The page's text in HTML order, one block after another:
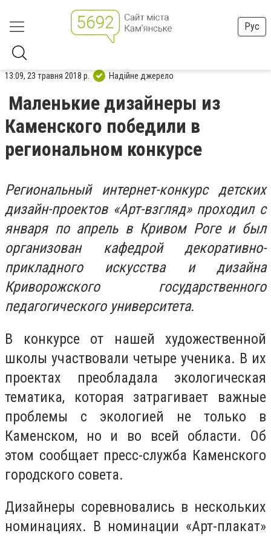
Рус
13:09, 23 травня 2018 р. Надійне джерело
Маленькие дизайнеры из
Каменского победили в
региональном конкурсе
Региональный интернет-конкурс детских
дизайн-проектов «Арт-взгляд» проходил с
января по апрель в Кривом Роге и был
организован кафедрой декоративно-
прикладного искусства и дизайна
Криворожского государственного
педагогического университета.
В конкурсе от нашей художественной
школы участвовали четыре ученика. В их
проектах преобладала экологическая
тематика, которая затрагивает важные
проблемы с экологией не только в
Каменском, но и во всей области. Об
этом сообщает пресс-служба Каменского
городского совета.
Дизайнеры соревновались в нескольких
номинациях. В номинации «Арт-плакат»